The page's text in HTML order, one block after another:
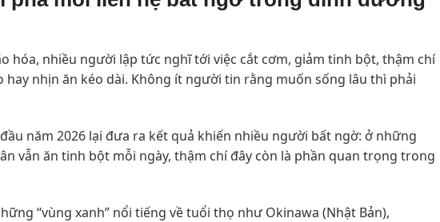
hóa, nhiều người lập tức nghĩ tới việc cắt cơm, giảm tinh bột, thậm chí
nhịn ăn kéo dài. Không ít người tin rằng muốn sống lâu thì phải
năm 2026 lại đưa ra kết quả khiến nhiều người bất ngờ: ở những
vẫn ăn tinh bột mỗi ngày, thậm chí đây còn là phần quan trọng trong
“vùng xanh” nổi tiếng về tuổi thọ như Okinawa (Nhật Bản),